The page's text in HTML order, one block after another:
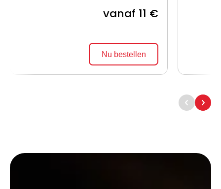
vanaf 11 €
Nu bestellen